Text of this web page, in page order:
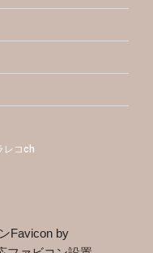
Favicon by